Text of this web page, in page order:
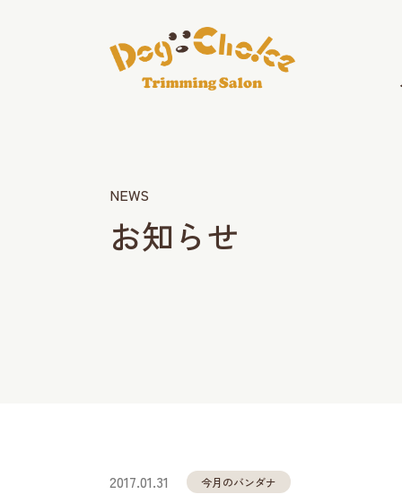
NEWS
お知らせ
2017.01.31 今月のバンダナ